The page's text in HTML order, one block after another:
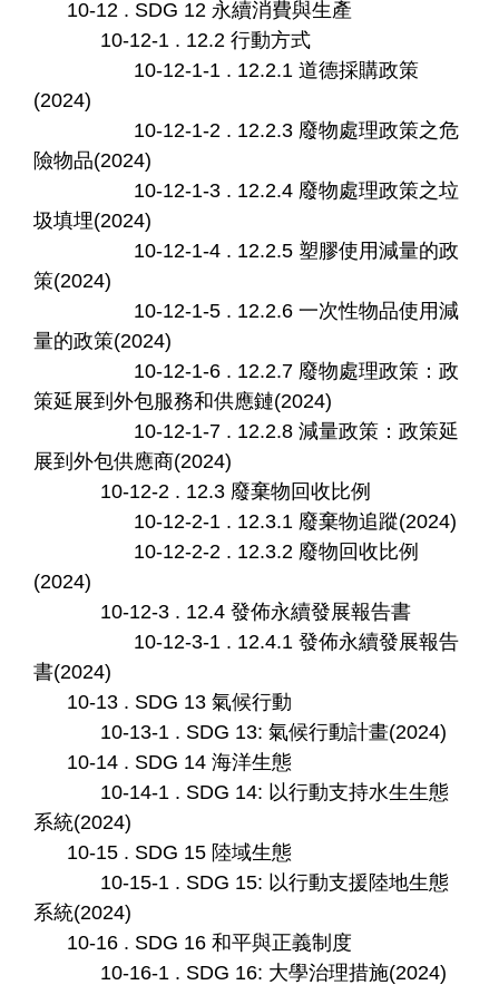
10-12 . SDG 12 永續消費與生產
10-12-1 . 12.2 行動方式
10-12-1-1 . 12.2.1 道德採購政策
(2024)
10-12-1-2 . 12.2.3 廢物處理政策之危
險物品(2024)
10-12-1-3 . 12.2.4 廢物處理政策之垃
圾填埋(2024)
10-12-1-4 . 12.2.5 塑膠使用減量的政
策(2024)
10-12-1-5 . 12.2.6 一次性物品使用減
量的政策(2024)
10-12-1-6 . 12.2.7 廢物處理政策：政
策延展到外包服務和供應鏈(2024)
10-12-1-7 . 12.2.8 減量政策：政策延
展到外包供應商(2024)
10-12-2 . 12.3 廢棄物回收比例
10-12-2-1 . 12.3.1 廢棄物追蹤(2024)
10-12-2-2 . 12.3.2 廢物回收比例
(2024)
10-12-3 . 12.4 發佈永續發展報告書
10-12-3-1 . 12.4.1 發佈永續發展報告
書(2024)
10-13 . SDG 13 氣候行動
10-13-1 . SDG 13: 氣候行動計畫(2024)
10-14 . SDG 14 海洋生態
10-14-1 . SDG 14: 以行動支持水生生態
系統(2024)
10-15 . SDG 15 陸域生態
10-15-1 . SDG 15: 以行動支援陸地生態
系統(2024)
10-16 . SDG 16 和平與正義制度
10-16-1 . SDG 16: 大學治理措施(2024)